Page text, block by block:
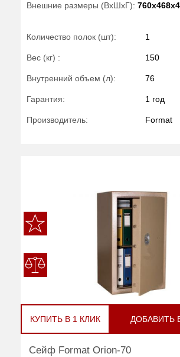
Внешние размеры (ВхШхГ):
Количество полок (шт): 1
Вес (кг) : 150
Внутренний объем (л): 76
Гарантия: 1 год
Производитель: Format
КУПИТЬ В 1 КЛИК ДОБАВИТЬ
Сейф Format Orion-70